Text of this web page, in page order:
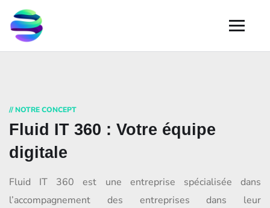
// NOTRE CONCEPT
Fluid IT 360 : Votre équipe
digitale
Fluid IT 360 est une entreprise spécialisée dans
l’accompagnement des entreprises dans leur